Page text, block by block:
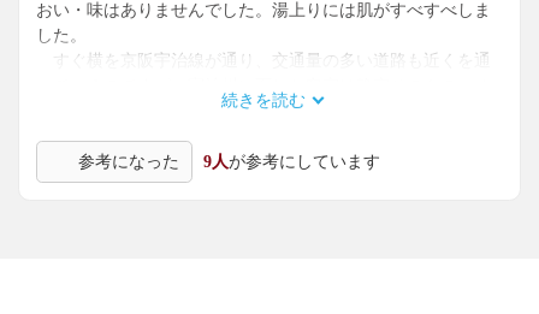
おい・味はありませんでした。湯上りには肌がすべすべしま
した。
すぐ横を京阪宇治線が通り、交通量の多い道路も近くを通
っくりと食事を楽しんで、いいお風呂にも入って、たいへん
リフレッシュした気分でした。
続きを読む
参考になった 9人が参考にしています